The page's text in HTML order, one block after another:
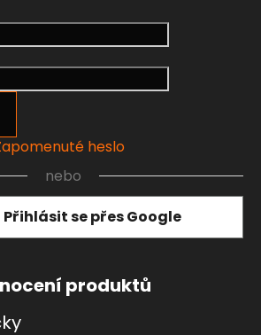
heslo
nebo
Přihlásit se přes Google
produktů